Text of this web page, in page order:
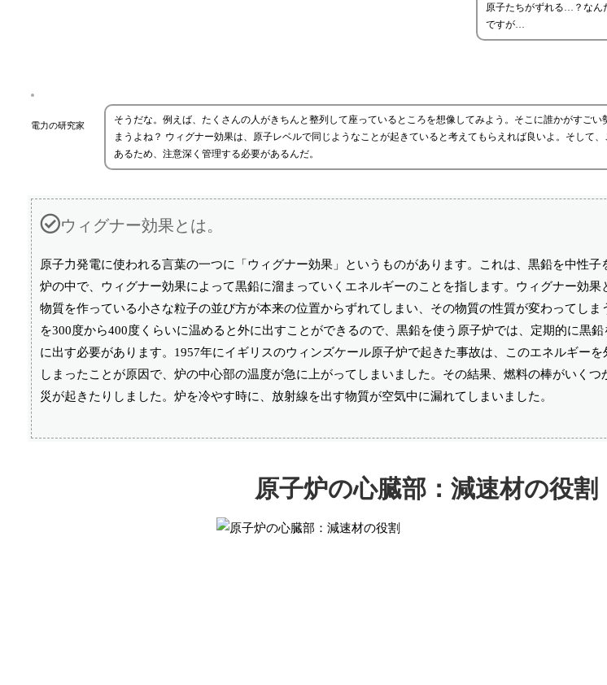
原子たちがずれる…？なん
ですが…
電力の研究家
そうだな。例えば、たくさんの人がきちんと整列して座っているところを想像してみよう。そこに誰かがすご
まうよね？ ウィグナー効果は、原子レベルで同じようなことが起きていると考えてもらえれば良いよ。そして
あるため、注意深く管理する必要があるんだ。
ウィグナー効果とは。
原子力発電に使われる言葉の一つに「ウィグナー効果」というものがあります。これは、黒鉛を中性
炉の中で、ウィグナー効果によって黒鉛に溜まっていくエネルギーのことを指します。ウィグナー効果
物質を作っている小さな粒子の並び方が本来の位置からずれてしまい、その物質の性質が変わってし
を300度から400度くらいに温めると外に出すことができるので、黒鉛を使う原子炉では、定期的に黒
に出す必要があります。1957年にイギリスのウィンズケール原子炉で起きた事故は、このエネルギー
しまったことが原因で、炉の中心部の温度が急に上がってしまいました。その結果、燃料の棒がいく
災が起きたりしました。炉を冷やす時に、放射線を出す物質が空気中に漏れてしまいました。
原子炉の心臓部：減速材の役割